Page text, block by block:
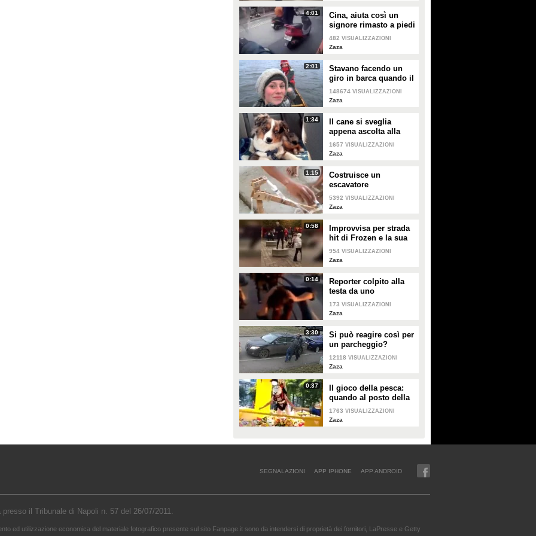
4:01
Cina, aiuta così un
signore rimasto a piedi
con lo scooter
482 VISUALIZZAZIONI
Zaza
2:01
Stavano facendo un
giro in barca quando il
cielo si oscura e...
148674 VISUALIZZAZIONI
Zaza
1:34
Il cane si sveglia
appena ascolta alla
radio la hit di Frozen
"let it go"
1657 VISUALIZZAZIONI
Zaza
1:15
Costruisce un
escavatore
"meccanico" usando
siringhe e cartone
5392 VISUALIZZAZIONI
Zaza
0:58
Improvvisa per strada
hit di Frozen e la sua
performance diventa
virale
954 VISUALIZZAZIONI
Zaza
0:14
Reporter colpito alla
testa da uno
skateboard volante
173 VISUALIZZAZIONI
Zaza
3:30
Si può reagire così per
un parcheggio?
12118 VISUALIZZAZIONI
Zaza
0:37
Il gioco della pesca:
quando al posto della
mano robotica c'è una
persona
1763 VISUALIZZAZIONI
Zaza
PLAY
613• diCyberLudus
SEGNALAZIONI APP IPHONE APP ANDROID
il Tribunale di Napoli n. 57 del 26/07/2011.
ed utilizzazione economica del materiale fotografico presente sul sito Fanpage.it sono da intendersi di proprietà dei fornitori, LaPresse e Getty